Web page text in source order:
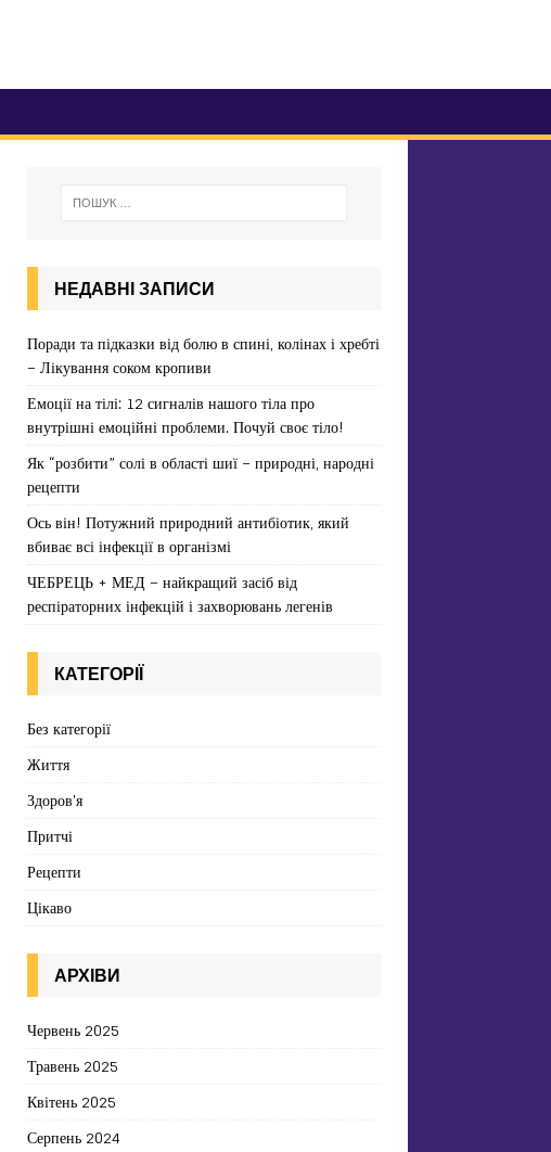
НЕДАВНІ ЗАПИСИ
Поради та підказки від болю в спині, колінах і хребті
– Лікування соком кропиви
Емоції на тілі: 12 сигналів нашого тіла про
внутрішні емоційні проблеми. Почуй своє тіло!
Як “розбити” солі в області шиї – природні, народні
рецепти
Ось він! Потужний природний антибіотик, який
вбиває всі інфекції в організмі
ЧЕБРЕЦЬ + МЕД – найкращий засіб від
респіраторних інфекцій і захворювань легенів
КАТЕГОРІЇ
Без категорії
Життя
Здоров'я
Притчі
Рецепти
Цікаво
АРХІВИ
Червень 2025
Травень 2025
Квітень 2025
Серпень 2024